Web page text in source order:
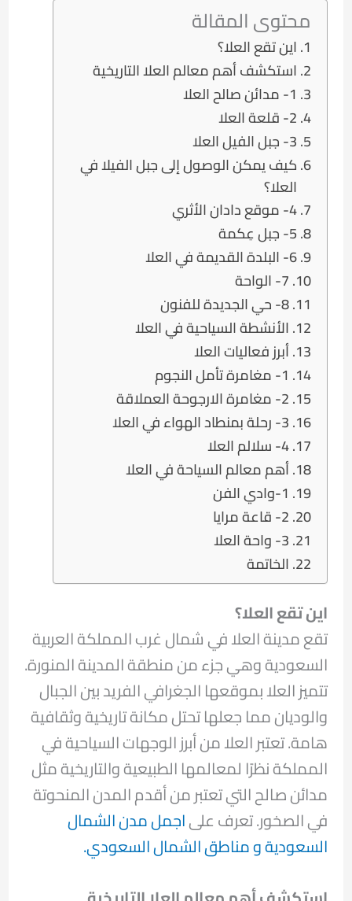
محتوى المقالة
اين تقع العلا؟
استكشف أهم معالم العلا التاريخية
1- مدائن صالح العلا
2- قلعة العلا
3- جبل الفيل العلا
كيف يمكن الوصول إلى جبل الفيلا في
العلا؟
4- موقع دادان الأثري
5- جبل عِكمة
6- البلدة القديمة في العلا
7- الواحة
8- حي الجديدة للفنون
الأنشطة السياحية في العلا
أبرز فعاليات العلا
1- مغامرة تأمل النجوم
2- مغامرة الارجوحة العملاقة
3- رحلة بمنطاد الهواء في العلا
4- سلالم العلا
أهم معالم السياحة في العلا
1-وادي الفن
2- قاعة مرايا
3- واحة العلا
الخاتمة
اين تقع العلا؟
تقع مدينة العلا في شمال غرب المملكة العربية
السعودية وهي جزء من منطقة المدينة المنورة.
تتميز العلا بموقعها الجغرافي الفريد بين الجبال
والوديان مما جعلها تحتل مكانة تاريخية وثقافية
هامة. تعتبر العلا من أبرز الوجهات السياحية في
المملكة نظرًا لمعالمها الطبيعية والتاريخية مثل
مدائن صالح التي تعتبر من أقدم المدن المنحوتة
في الصخور. تعرف علىاجمل مدن الشمال
السعودية و مناطق الشمال السعودي.